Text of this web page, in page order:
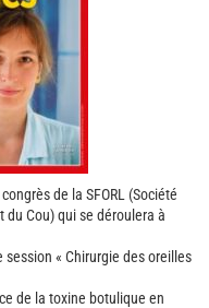
de la SFORL (Société
du Cou) qui se déroulera à
« Chirurgie des oreilles
de la toxine botulique en